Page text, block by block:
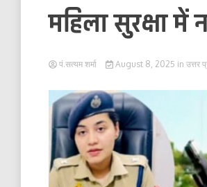
महिला सुरक्षा में
पं.सत्यम शर्मा August 8, 2025 in उत्तर